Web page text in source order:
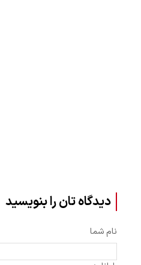
دیدگاه تان را بنویسید
نام شما